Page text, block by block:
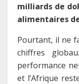
milliards de
alimentaires
Pourtant, il ne
chiffres
performance
et l’Afrique